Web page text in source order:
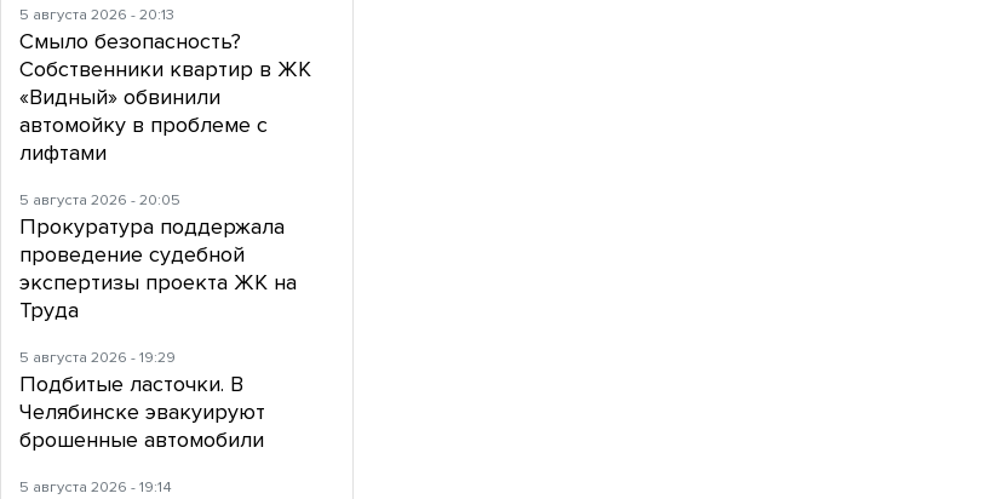
5 августа 2026 - 20:13
Смыло безопасность?
Собственники квартир в ЖК
«Видный» обвинили
автомойку в проблеме с
лифтами
5 августа 2026 - 20:05
Прокуратура поддержала
проведение судебной
экспертизы проекта ЖК на
Труда
5 августа 2026 - 19:29
Подбитые ласточки. В
Челябинске эвакуируют
брошенные автомобили
5 августа 2026 - 19:14